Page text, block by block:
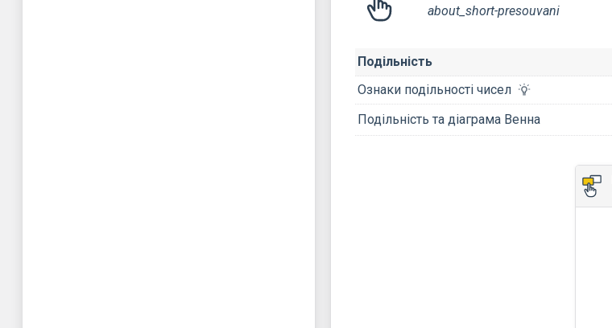
about_short-presouvani
Подільність
Ознаки подільності чисел
Подільність та діаграма Венна